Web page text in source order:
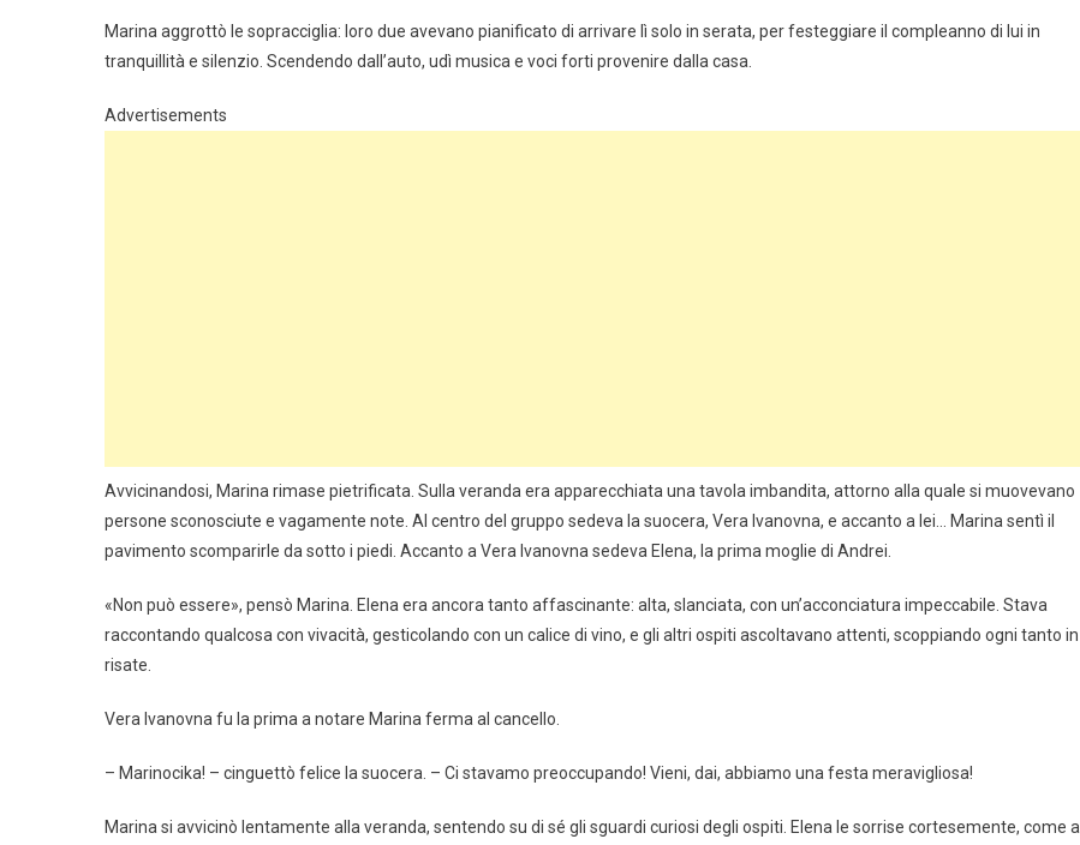
Marina aggrottò le sopracciglia: loro due avevano pianificato di arrivare lì solo in serata, per festeggiare il compleanno di lui in
tranquillità e silenzio. Scendendo dall’auto, udì musica e voci forti provenire dalla casa.
Advertisements
Avvicinandosi, Marina rimase pietrificata. Sulla veranda era apparecchiata una tavola imbandita, attorno alla quale si muovevano
persone sconosciute e vagamente note. Al centro del gruppo sedeva la suocera, Vera Ivanovna, e accanto a lei… Marina sentì il
pavimento scomparirle da sotto i piedi. Accanto a Vera Ivanovna sedeva Elena, la prima moglie di Andrei.
«Non può essere», pensò Marina. Elena era ancora tanto affascinante: alta, slanciata, con un’acconciatura impeccabile. Stava
raccontando qualcosa con vivacità, gesticolando con un calice di vino, e gli altri ospiti ascoltavano attenti, scoppiando ogni tanto in
risate.
Vera Ivanovna fu la prima a notare Marina ferma al cancello.
– Marinocika! – cinguettò felice la suocera. – Ci stavamo preoccupando! Vieni, dai, abbiamo una festa meravigliosa!
Marina si avvicinò lentamente alla veranda, sentendo su di sé gli sguardi curiosi degli ospiti. Elena le sorrise cortesemente, come a